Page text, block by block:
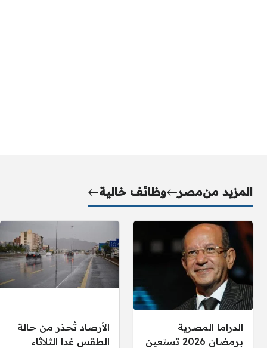
المزيد منمصر وظائف خالية
الدراما المصرية
برمضان 2026 تستعين
الأرصاد تُحذر من حالة
الطقس غدا الثلاثاء